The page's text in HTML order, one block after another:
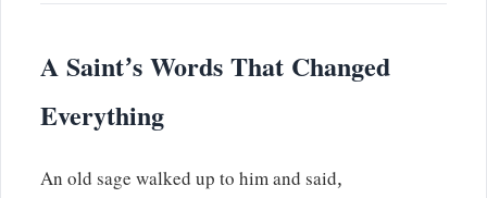
A Saint’s Words That Changed
Everything
An old sage walked up to him and said,